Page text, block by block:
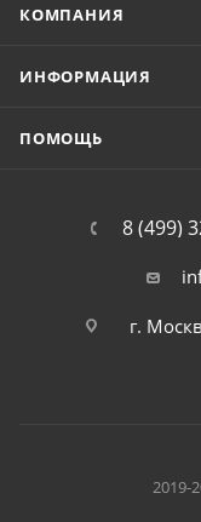
КОМПАНИЯ
ИНФОРМАЦИЯ
ПОМОЩЬ
8 (499)
г.
2019-